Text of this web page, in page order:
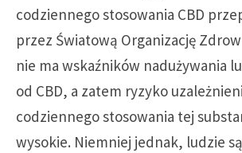
codziennego stosowania CBD
przez Światową Organizację
nie ma wskaźników nadużywania
od CBD, a zatem ryzyko
codziennego stosowania tej
wysokie. Niemniej jednak, ludzie